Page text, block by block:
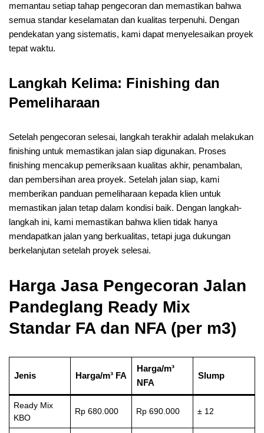
memantau setiap tahap pengecoran dan memastikan bahwa
semua standar keselamatan dan kualitas terpenuhi. Dengan
pendekatan yang sistematis, kami dapat menyelesaikan proyek
tepat waktu.
Langkah Kelima: Finishing dan
Pemeliharaan
Setelah pengecoran selesai, langkah terakhir adalah melakukan
finishing untuk memastikan jalan siap digunakan. Proses
finishing mencakup pemeriksaan kualitas akhir, penambalan,
dan pembersihan area proyek. Setelah jalan siap, kami
memberikan panduan pemeliharaan kepada klien untuk
memastikan jalan tetap dalam kondisi baik. Dengan langkah-
langkah ini, kami memastikan bahwa klien tidak hanya
mendapatkan jalan yang berkualitas, tetapi juga dukungan
berkelanjutan setelah proyek selesai.
Harga Jasa Pengecoran Jalan
Pandeglang Ready Mix
Standar FA dan NFA (per m3)
Jenis Harga/m³ FA
Harga/m³
NFA
Slump
Ready Mix
KBO
Rp 680.000 Rp 690.000 ± 12